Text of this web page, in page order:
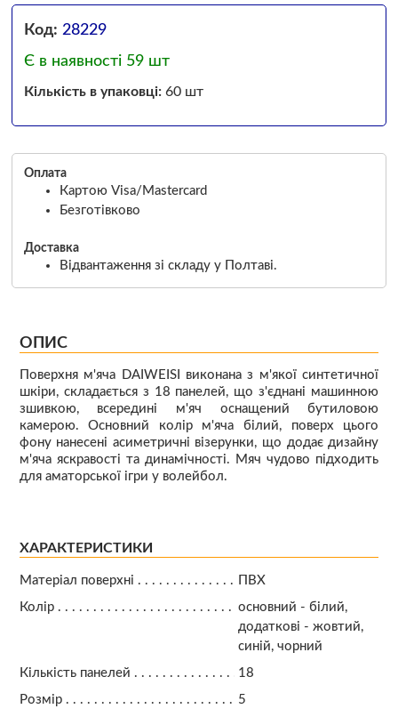
Код: 28229
Є в наявності 59 шт
Кількість в упаковці:60 шт
Оплата
Картою Visa/Mastercard
Безготівково
Доставка
Відвантаження зі складу у Полтаві.
ОПИС
Поверхня м'яча DAIWEISI виконана з м'якої синтетичної
шкіри, складається з 18 панелей, що з'єднані машинною
зшивкою, всередині м'яч оснащений бутиловою
камерою. Основний колір м'яча білий, поверх цього
фону нанесені асиметричні візерунки, що додає дизайну
м'яча яскравості та динамічності. Мяч чудово підходить
для аматорської ігри у волейбол.
ХАРАКТЕРИСТИКИ
Матеріал поверхні
ПВХ
Колір
основний - білий,
додаткові - жовтий,
синій, чорний
Кількість панелей
18
Розмір
5